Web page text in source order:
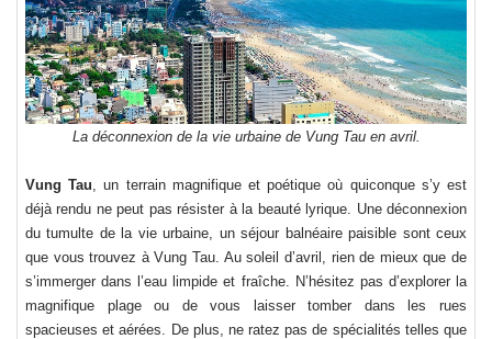
La déconnexion de la vie urbaine de Vung Tau en avril.
Vung Tau , un terrain magnifique et poétique où quiconque s’y est
déjà rendu ne peut pas résister à la beauté lyrique. Une déconnexion
du tumulte de la vie urbaine, un séjour balnéaire paisible sont ceux
que vous trouvez à Vung Tau. Au soleil d’avril, rien de mieux que de
s’immerger dans l’eau limpide et fraîche. N’hésitez pas d’explorer la
magnifique plage ou de vous laisser tomber dans les rues
spacieuses et aérées. De plus, ne ratez pas de spécialités telles que